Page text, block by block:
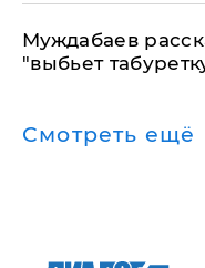
Муждабаев
"выбьет
Смотреть ещё